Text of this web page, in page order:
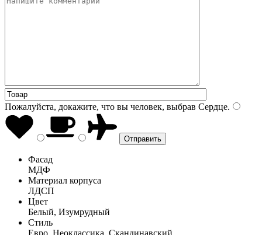
Пожалуйста, докажите, что вы человек, выбрав Сердце.
Фасад
МДФ
Материал корпуса
ЛДСП
Цвет
Белый, Изумрудный
Стиль
Евро, Неоклассика, Скандинавский